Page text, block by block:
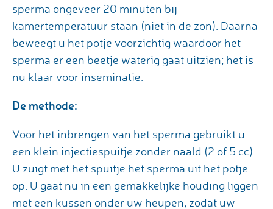
sperma ongeveer 20 minuten bij
kamertemperatuur staan (niet in de zon). Daarna
beweegt u het potje voorzichtig waardoor het
sperma er een beetje waterig gaat uitzien; het is
nu klaar voor inseminatie.
De methode:
Voor het inbrengen van het sperma gebruikt u
een klein injectiespuitje zonder naald (2 of 5 cc).
U zuigt met het spuitje het sperma uit het potje
op. U gaat nu in een gemakkelijke houding liggen
met een kussen onder uw heupen, zodat uw